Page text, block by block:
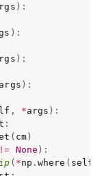
) :
) :
) :
args ) :
, *args ) :
:
( cm)
!= None ) :
( *np .where ( self